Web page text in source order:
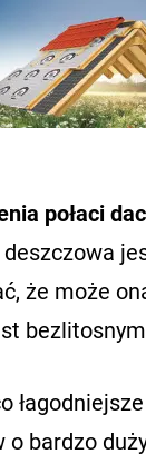
połaci
że może
bardzo